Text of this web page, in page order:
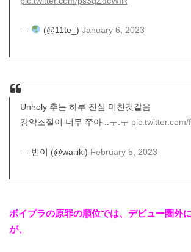
— (@11te_)January 6, 2023
Unholy 추는 하루 진심 미친것같음
강약조절이 너무 쭈아 ..ㅜ.ㅜ
— 빈이 (@waiiiki) February 5, 2023
ボイプラの原罪の順位では、デビュー圏外
が、